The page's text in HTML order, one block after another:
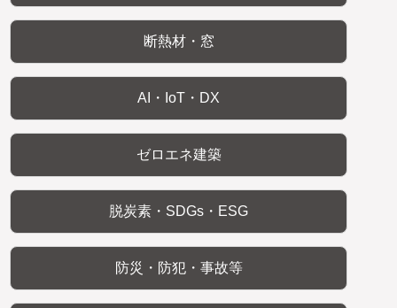
断熱材・窓
AI・IoT・DX
ゼロエネ建築
脱炭素・SDGs・ESG
防災・防犯・事故等